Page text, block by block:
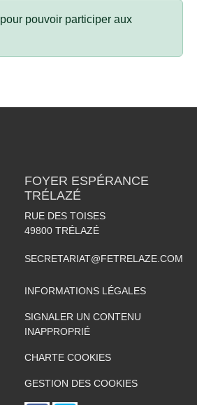
pour pouvoir participer aux
FOYER ESPÉRANCE
TRÉLAZÉ
RUE DES TOISES
49800 TRÉLAZÉ
SECRETARIAT@FETRELAZE.COM
INFORMATIONS LÉGALES
SIGNALER UN CONTENU
INAPPROPRIÉ
CHARTE COOKIES
GESTION DES COOKIES